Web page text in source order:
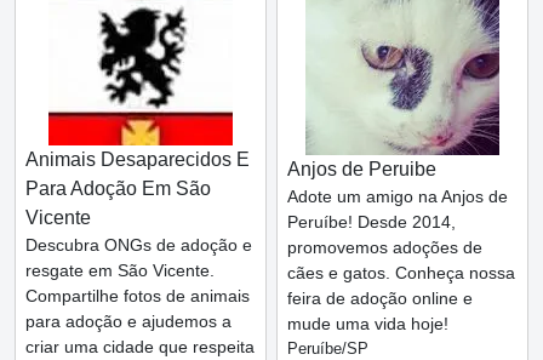
Animais Desaparecidos E
Para Adoção Em São
Vicente
Descubra ONGs de adoção e
resgate em São Vicente.
Compartilhe fotos de animais
para adoção e ajudemos a
criar uma cidade que respeita
Anjos de Peruibe
Adote um amigo na Anjos de
Peruíbe! Desde 2014,
promovemos adoções de
cães e gatos. Conheça nossa
feira de adoção online e
mude uma vida hoje!
Peruíbe/SP